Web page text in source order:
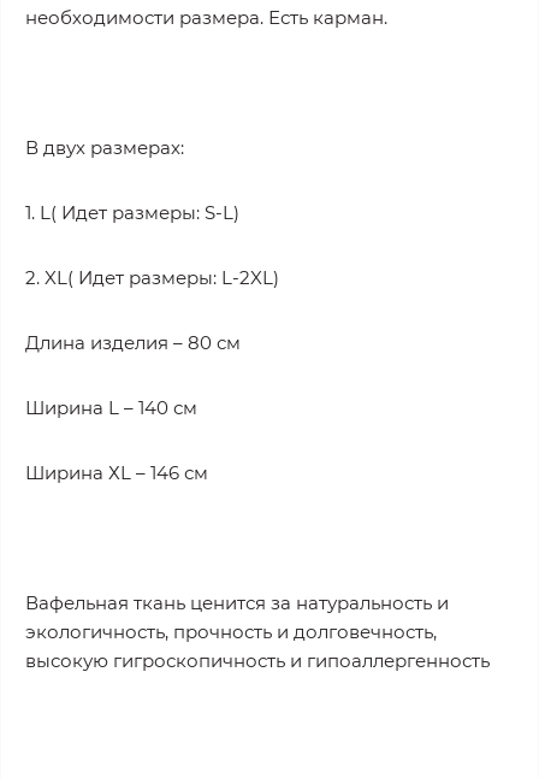
необходимости размера. Есть карман.
В двух размерах:
1. L( Идет размеры: S-L)
2. XL( Идет размеры: L-2XL)
Длина изделия – 80 см
Ширина L – 140 см
Ширина ХL – 146 см
Вафельная ткань ценится за натуральность и
экологичность, прочность и долговечность,
высокую гигроскопичность и гипоаллергенность